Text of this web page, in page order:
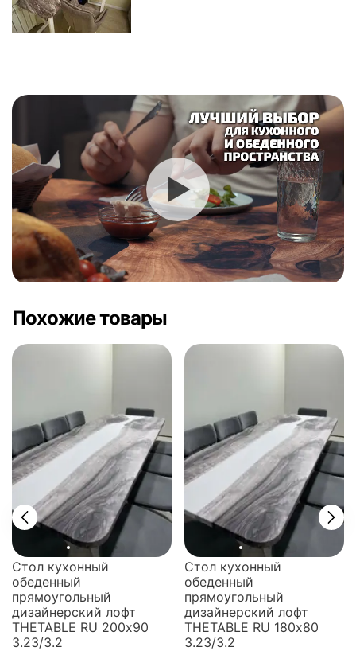
Похожие товары
Стол кухонный
обеденный
прямоугольный
дизайнерский лофт
THETABLE RU 200х90
3.23/3.2
Стол кухонный
обеденный
прямоугольный
дизайнерский лофт
THETABLE RU 180х80
3.23/3.2